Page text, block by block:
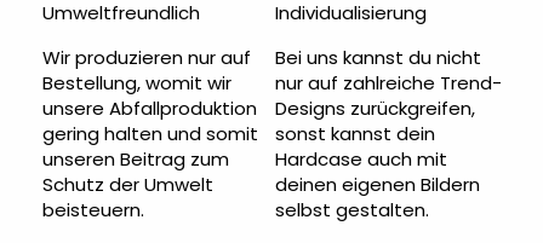
Umweltfreundlich
Wir produzieren nur auf
Bestellung, womit wir
unsere Abfallproduktion
gering halten und somit
unseren Beitrag zum
Schutz der Umwelt
beisteuern.
Individualisierung
Bei uns kannst du nicht
nur auf zahlreiche Trend-
Designs zurückgreifen,
sonst kannst dein
Hardcase auch mit
deinen eigenen Bildern
selbst gestalten.